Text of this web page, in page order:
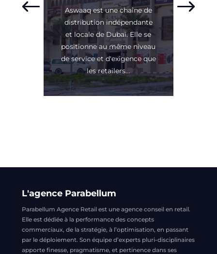
Aswaaq est une chaîne de
distribution indépendante
et locale de Dubaï. Elle se
positionne au même niveau
de service et d'exigence que
les retailers...
L'agence Parabellum
Parabellum Agence Retail est une agence conseil en retail.
Elle est dédiée à la performance des concepts
commerciaux, de la stratégie, à l’optimisation, en passant
par le déploiement. Son équipe d’experts pluri-disciplinaires
apporte finesse, pragmatisme, et pertinence dans ses